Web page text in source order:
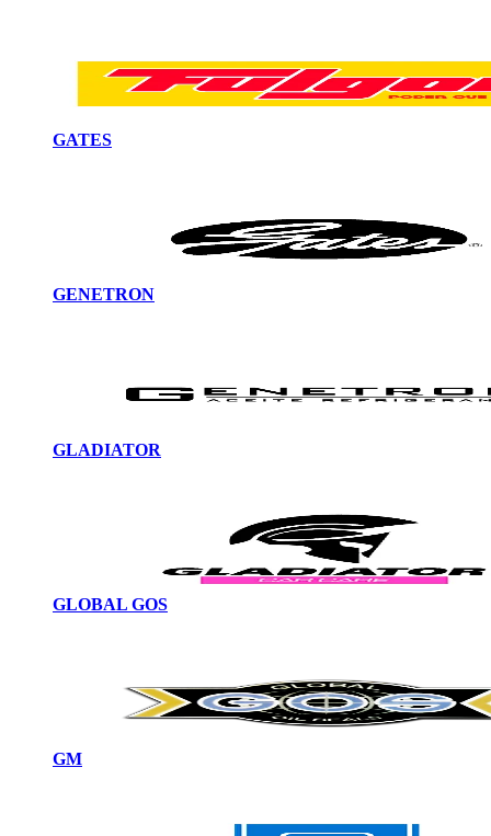
GATES
GENETRON
GLADIATOR
GLOBAL GOS
GM